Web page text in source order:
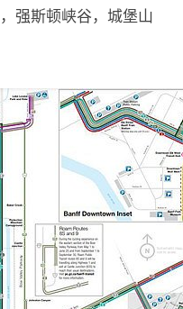
强斯顿峡谷，城堡山